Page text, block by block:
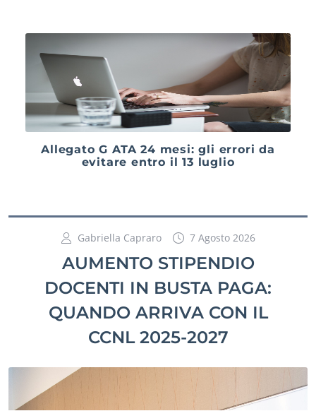
Allegato G ATA 24 mesi: gli errori da
evitare entro il 13 luglio
Gabriella Capraro 7 Agosto 2026
AUMENTO STIPENDIO
DOCENTI IN BUSTA PAGA:
QUANDO ARRIVA CON IL
CCNL 2025-2027